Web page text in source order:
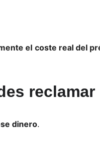
el coste real del
reclamar
dinero.